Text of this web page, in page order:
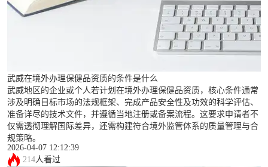
武威在境外办理保健品资质的条件是什么
武威地区的企业或个人若计划在境外办理保健品资质，核心条件通常
涉及明确目标市场的法规框架、完成产品安全性及功效的科学评估、
准备详尽的技术文件，并遵循当地注册或备案流程。这要求申请者不
仅需透彻理解国际差异，还需构建符合境外监管体系的质量管理与合
规策略。
2026-04-07 12:12:39
214人看过